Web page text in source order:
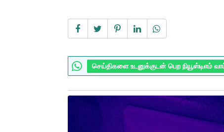
செய்திகளை உடனுக்குடன் பெற